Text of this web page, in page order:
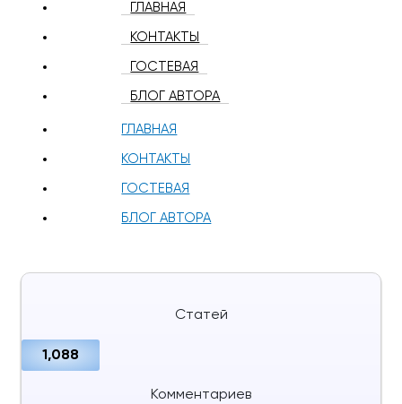
ГЛАВНАЯ
КОНТАКТЫ
ГОСТЕВАЯ
БЛОГ АВТОРА
ГЛАВНАЯ
КОНТАКТЫ
ГОСТЕВАЯ
БЛОГ АВТОРА
Статей
1,088
Комментариев